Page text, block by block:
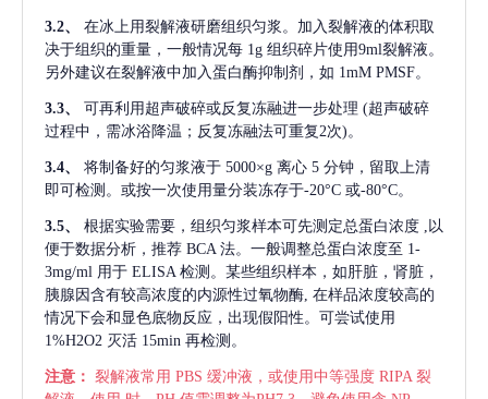
3.2、
在冰上用裂解液研磨组织匀浆。加入裂解液的体积取
决于组织的重量，一般情况每 1g 组织碎片使用9ml裂解液。
另外建议在裂解液中加入蛋白酶抑制剂，如 1mM PMSF。
3.3、 可再利用超声破碎或反复冻融进一步处理 (超声破碎
过程中，需冰浴降温；反复冻融法可重复2次)。
3.4、 将制备好的匀浆液于 5000×g 离心 5 分钟，留取上清
即可检测。或按一次使用量分装冻存于-20°C 或-80°C。
3.5、 根据实验需要，组织匀浆样本可先测定总蛋白浓度
,以
便于数据分析，推荐 BCA 法。一般调整总蛋白浓度至 1-
3mg/ml 用于 ELISA 检测。某些组织样本，如肝脏，肾脏，
胰腺因含有较高浓度的内源性过氧物酶, 在样品浓度较高的
情况下会和显色底物反应，出现假阳性。可尝试使用
1%H2O2 灭活 15min 再检测。
注意： 裂解液常用 PBS 缓冲液，或使用中等强度 RIPA 裂